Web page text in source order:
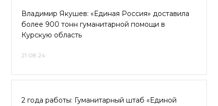
Владимир Якушев: «Единая Россия» доставила
более 900 тонн гуманитарной помощи в
Курскую область
21.08.24
2 года работы: Гуманитарный штаб «Единой